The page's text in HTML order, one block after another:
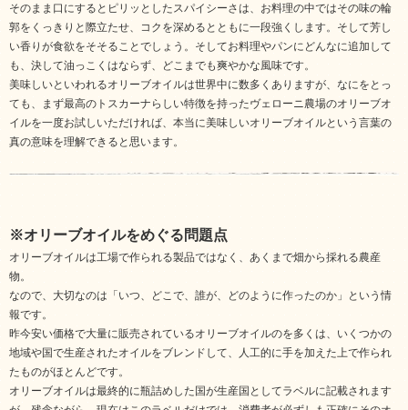
そのまま口にするとピリッとしたスパイシーさは、お料理の中ではその味の輪
郭をくっきりと際立たせ、コクを深めるとともに一段強くします。そして芳し
い香りが食欲をそそることでしょう。そしてお料理やパンにどんなに追加して
も、決して油っこくはならず、どこまでも爽やかな風味です。
美味しいといわれるオリーブオイルは世界中に数多くありますが、なにをとっ
ても、まず最高のトスカーナらしい特徴を持ったヴェローニ農場のオリーブオ
イルを一度お試しいただければ、本当に美味しいオリーブオイルという言葉の
真の意味を理解できると思います。
※オリーブオイルをめぐる問題点
オリーブオイルは工場で作られる製品ではなく、あくまで畑から採れる農産
物。
なので、大切なのは「いつ、どこで、誰が、どのように作ったのか」という情
報です。
昨今安い価格で大量に販売されているオリーブオイルのを多くは、いくつかの
地域や国で生産されたオイルをブレンドして、人工的に手を加えた上で作られ
たものがほとんどです。
オリーブオイルは最終的に瓶詰めした国が生産国としてラベルに記載されます